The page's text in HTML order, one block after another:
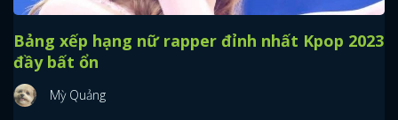
Bảng xếp hạng nữ rapper đỉnh nhất Kpop 2023
đầy bất ổn
Mỳ Quảng